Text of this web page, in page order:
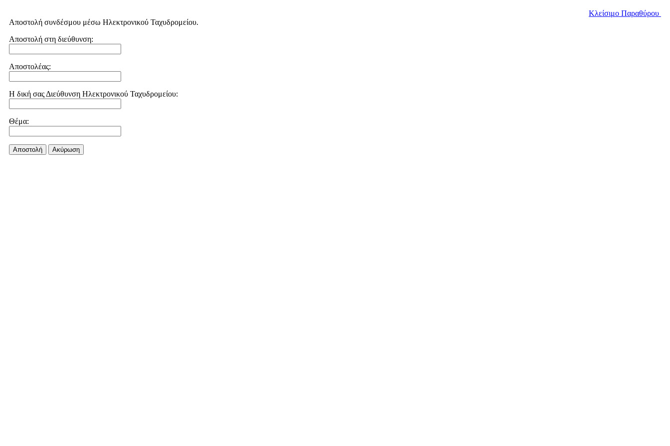
Κλείσιμο Παραθύρου
Αποστολή συνδέσμου μέσω Ηλεκτρονικού Ταχυδρομείου.
Αποστολή στη διεύθυνση:
Αποστολέας:
Η δική σας Διεύθυνση Ηλεκτρονικού Ταχυδρομείου:
Θέμα:
Αποστολή Aκύρωση